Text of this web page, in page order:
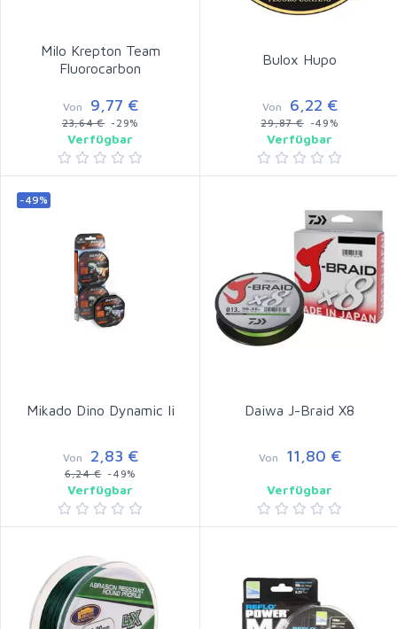
Milo Krepton Team
Fluorocarbon
Von 9,77 €
23,64 €-29%
Verfügbar
Bulox Hupo
Von 6,22 €
29,87 €-49%
Verfügbar
-49%
Mikado Dino Dynamic Ii
Von 2,83 €
6,24 €-49%
Verfügbar
Daiwa J-Braid X8
Von 11,80 €
Verfügbar